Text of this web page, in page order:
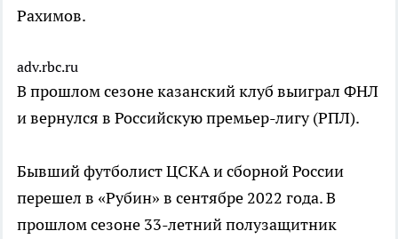
Рахимов.
adv.rbc.ru
В прошлом сезоне казанский клуб выиграл ФНЛ
и вернулся в Российскую премьер-лигу (РПЛ).
Бывший футболист ЦСКА и сборной России
перешел в «Рубин» в сентябре 2022 года. В
прошлом сезоне 33-летний полузащитник